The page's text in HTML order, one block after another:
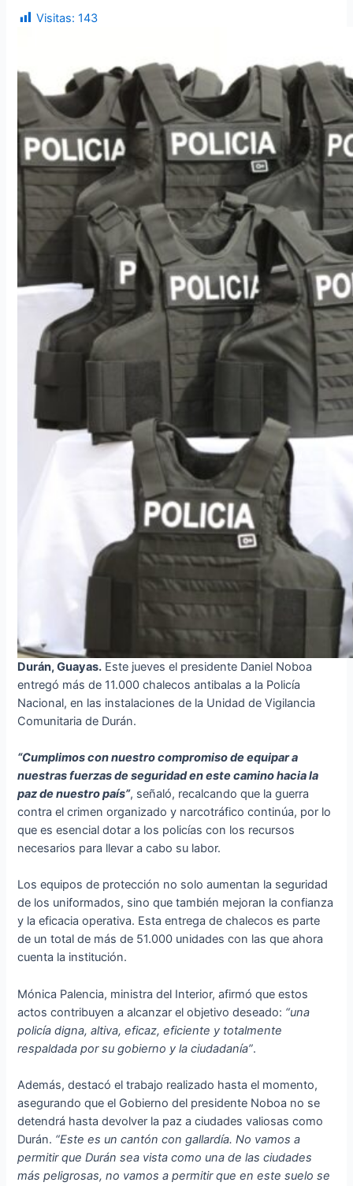
Visitas: 143
Durán, Guayas. Este jueves el presidente Daniel Noboa
entregó más de 11.000 chalecos antibalas a la Policía
Nacional, en las instalaciones de la Unidad de Vigilancia
Comunitaria de Durán.
“Cumplimos con nuestro compromiso de equipar a
nuestras fuerzas de seguridad en este camino hacia la
paz de nuestro país”, señaló, recalcando que la guerra
contra el crimen organizado y narcotráfico continúa, por lo
que es esencial dotar a los policías con los recursos
necesarios para llevar a cabo su labor.
Los equipos de protección no solo aumentan la seguridad
de los uniformados, sino que también mejoran la confianza
y la eficacia operativa. Esta entrega de chalecos es parte
de un total de más de 51.000 unidades con las que ahora
cuenta la institución.
Mónica Palencia, ministra del Interior, afirmó que estos
actos contribuyen a alcanzar el objetivo deseado: “una
policía digna, altiva, eficaz, eficiente y totalmente
respaldada por su gobierno y la ciudadanía”.
Además, destacó el trabajo realizado hasta el momento,
asegurando que el Gobierno del presidente Noboa no se
detendrá hasta devolver la paz a ciudades valiosas como
Durán. “Este es un cantón con gallardía. No vamos a
permitir que Durán sea vista como una de las ciudades
más peligrosas, no vamos a permitir que en este suelo se